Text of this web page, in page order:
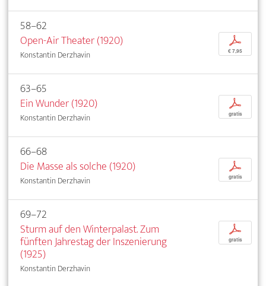
58–62
Open-Air Theater (1920)
Konstantin Derzhavin
p
€ 7,95
63–65
Ein Wunder (1920)
Konstantin Derzhavin
p
gratis
66–68
Die Masse als solche (1920)
Konstantin Derzhavin
p
gratis
69–72
Sturm auf den Winterpalast. Zum
fünften Jahrestag der Inszenierung
(1925)
Konstantin Derzhavin
p
gratis